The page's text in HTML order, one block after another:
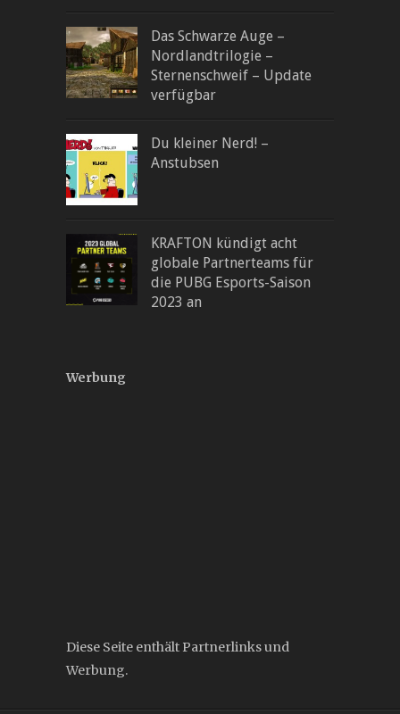
Das Schwarze Auge –
Nordlandtrilogie –
Sternenschweif – Update
verfügbar
Du kleiner Nerd! –
Anstubsen
KRAFTON kündigt acht
globale Partnerteams für
die PUBG Esports-Saison
2023 an
Werbung
Diese Seite enthält Partnerlinks und
Werbung.